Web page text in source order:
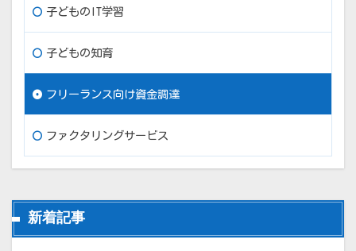
子どものIT学習
子どもの知育
フリーランス向け資金調達
ファクタリングサービス
新着記事